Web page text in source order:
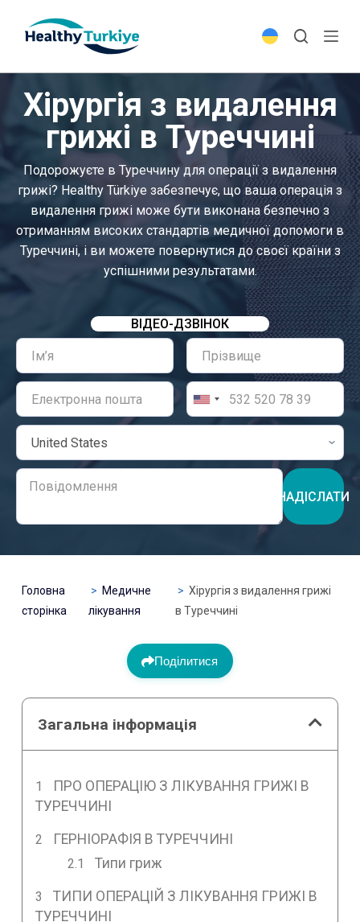
p
t
n
Хірургія з видалення
грижі в Туреччині
Подорожуєте в Туреччину для операції з видалення
грижі? Healthy Türkiye забезпечує, що ваша операція з
видалення грижі може бути виконана безпечно з
отриманням високих стандартів медичної допомоги в
Туреччині, і ви можете повернутися до своєї країни з
успішними результатами.
ВІДЕО-ДЗВІНОК
НАДІСЛАТИ
Головна
сторінка
Медичне
лікування
Хірургія з видалення грижі
в Туреччині
Поділитися
Загальна інформація
ПРО ОПЕРАЦІЮ З ЛІКУВАННЯ ГРИЖІ В
ТУРЕЧЧИНІ
ГЕРНІОРАФІЯ В ТУРЕЧЧИНІ
Типи гриж
ТИПИ ОПЕРАЦІЙ З ЛІКУВАННЯ ГРИЖІ В
ТУРЕЧЧИНІ